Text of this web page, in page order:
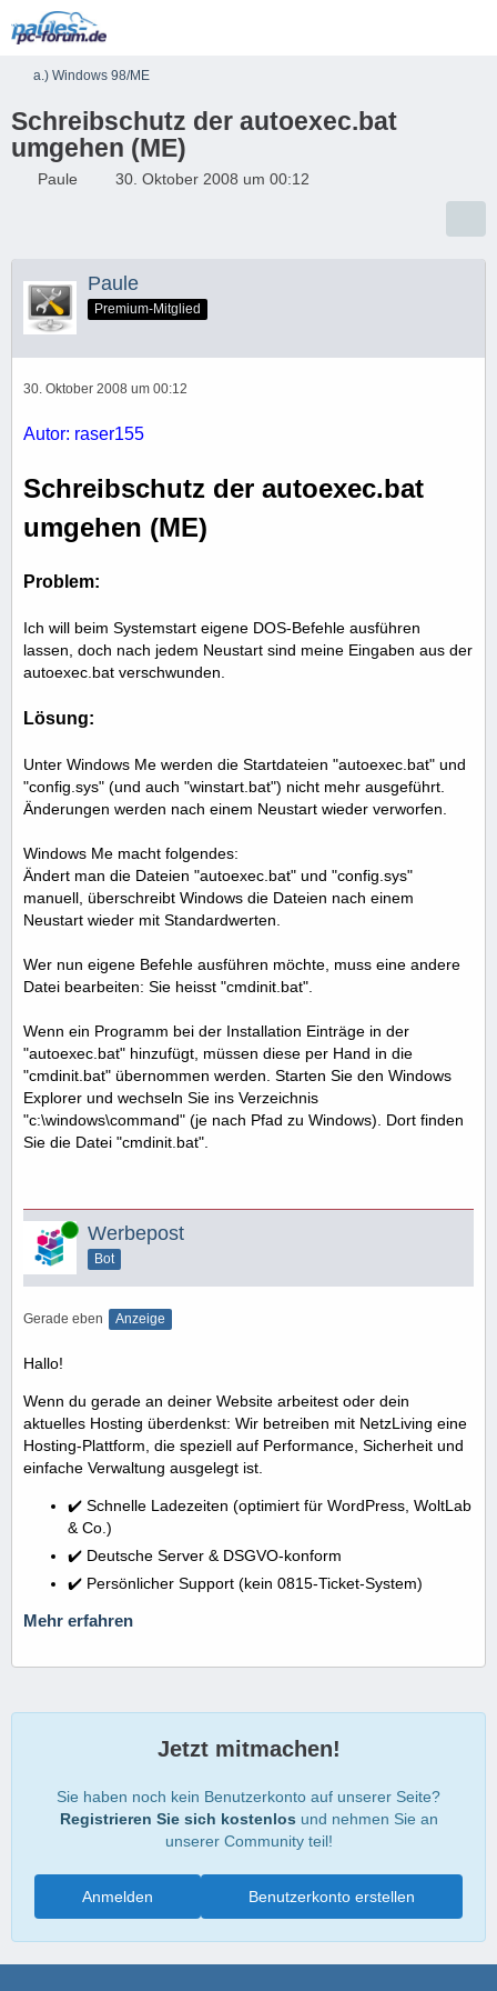
a.) Windows 98/ME
Schreibschutz der autoexec.bat
umgehen (ME)
Paule 30. Oktober 2008 um 00:12
Paule
Premium-Mitglied
30. Oktober 2008 um 00:12
Autor: raser155
Schreibschutz der autoexec.bat
umgehen (ME)
Problem:
Ich will beim Systemstart eigene DOS-Befehle ausführen
lassen, doch nach jedem Neustart sind meine Eingaben aus der
autoexec.bat verschwunden.
Lösung:
Unter Windows Me werden die Startdateien "autoexec.bat" und
"config.sys" (und auch "winstart.bat") nicht mehr ausgeführt.
Änderungen werden nach einem Neustart wieder verworfen.
Windows Me macht folgendes:
Ändert man die Dateien "autoexec.bat" und "config.sys"
manuell, überschreibt Windows die Dateien nach einem
Neustart wieder mit Standardwerten.
Wer nun eigene Befehle ausführen möchte, muss eine andere
Datei bearbeiten: Sie heisst "cmdinit.bat".
Wenn ein Programm bei der Installation Einträge in der
"autoexec.bat" hinzufügt, müssen diese per Hand in die
"cmdinit.bat" übernommen werden. Starten Sie den Windows
Explorer und wechseln Sie ins Verzeichnis
"c:\windows\command" (je nach Pfad zu Windows). Dort finden
Sie die Datei "cmdinit.bat".
Online Werbepost
Bot
Gerade eben Anzeige
Hallo!
Wenn du gerade an deiner Website arbeitest oder dein
aktuelles Hosting überdenkst: Wir betreiben mit NetzLiving eine
Hosting-Plattform, die speziell auf Performance, Sicherheit und
einfache Verwaltung ausgelegt ist.
✔️ Schnelle Ladezeiten (optimiert für WordPress, WoltLab
& Co.)
✔️ Deutsche Server & DSGVO-konform
✔️ Persönlicher Support (kein 0815-Ticket-System)
Mehr erfahren
Jetzt mitmachen!
Sie haben noch kein Benutzerkonto auf unserer Seite?
Registrieren Sie sich kostenlos und nehmen Sie an
unserer Community teil!
Benutzerkonto erstellen
Anmelden